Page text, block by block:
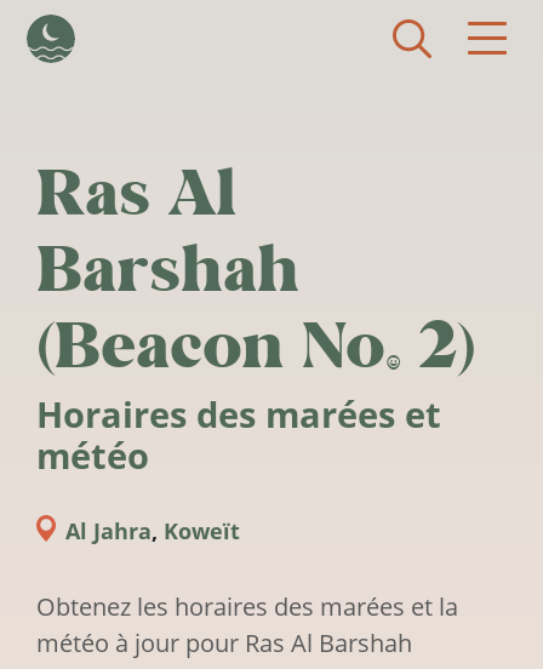
Ras Al
Barshah
(Beacon No. 2)
Horaires des marées et
météo
Al Jahra, Koweït
Obtenez les horaires des marées et la
météo à jour pour Ras Al Barshah